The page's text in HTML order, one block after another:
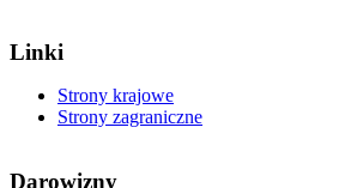
Linki
Strony krajowe
Strony zagraniczne
Darowizny